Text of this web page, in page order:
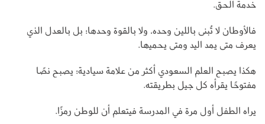
خدمة الحق.
فالأوطان لا تُبنى باللين وحده، ولا بالقوة وحدها؛ بل بالعدل الذي
يعرف متى يمد اليد ومتى يحميها.
هكذا يصبح العلم السعودي أكثر من علامة سيادية؛ يصبح نصًا
مفتوحًا يقرأه كل جيل بطريقته.
يراه الطفل أول مرة في المدرسة فيتعلم أن للوطن رمزًا.